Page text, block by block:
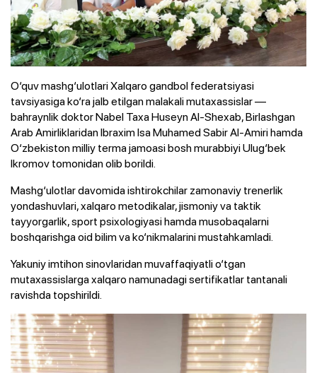
O‘quv mashg‘ulotlari Xalqaro gandbol federatsiyasi
tavsiyasiga ko‘ra jalb etilgan malakali mutaxassislar —
bahraynlik doktor Nabel Taxa Huseyn Al-Shexab, Birlashgan
Arab Amirliklaridan Ibraxim Isa Muhamed Sabir Al-Amiri hamda
O‘zbekiston milliy terma jamoasi bosh murabbiyi Ulug‘bek
Ikromov tomonidan olib borildi.
Mashg‘ulotlar davomida ishtirokchilar zamonaviy trenerlik
yondashuvlari, xalqaro metodikalar, jismoniy va taktik
tayyorgarlik, sport psixologiyasi hamda musobaqalarni
boshqarishga oid bilim va ko‘nikmalarini mustahkamladi.
Yakuniy imtihon sinovlaridan muvaffaqiyatli o‘tgan
mutaxassislarga xalqaro namunadagi sertifikatlar tantanali
ravishda topshirildi.